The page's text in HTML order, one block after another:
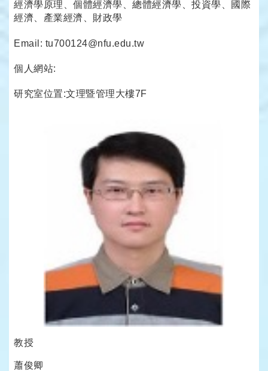
經濟學原理、個體經濟學、總體經濟學、投資學、國際
經濟、產業經濟、財政學
Email: tu700124@nfu.edu.tw
個人網站:
研究室位置:文理暨管理大樓7F
教授
蕭俊卿